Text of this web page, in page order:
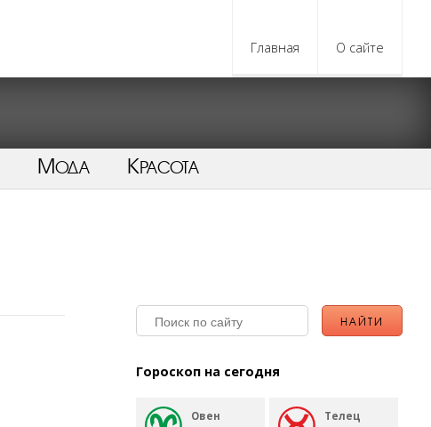
Главная О сайте
Мода Красота
Гороскоп на сегодня
Овен Телец